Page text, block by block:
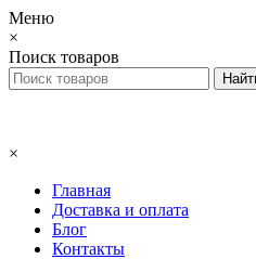
Меню
×
Поиск товаров
×
Главная
Доставка и оплата
Блог
Контакты